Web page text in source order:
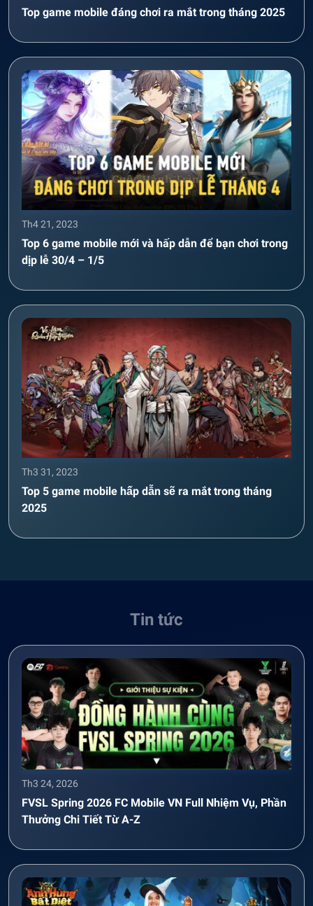
Top game mobile đáng chơi ra mắt trong tháng 2025
Th4 21, 2023
Top 6 game mobile mới và hấp dẫn để bạn chơi trong
dịp lễ 30/4 – 1/5
Th3 31, 2023
Top 5 game mobile hấp dẫn sẽ ra mắt trong tháng
2025
Tin tức
Th3 24, 2026
FVSL Spring 2026 FC Mobile VN Full Nhiệm Vụ, Phần
Thưởng Chi Tiết Từ A-Z